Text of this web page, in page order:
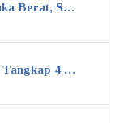
Berat, S…
Tangkap 4 …